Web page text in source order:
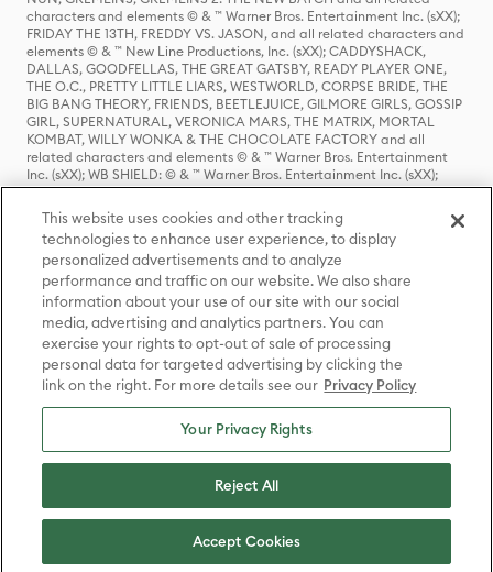
characters and elements © & ™ Warner Bros. Entertainment Inc. (sXX);
FRIDAY THE 13TH, FREDDY VS. JASON, and all related characters and
elements © & ™ New Line Productions, Inc. (sXX); CADDYSHACK,
DALLAS, GOODFELLAS, THE GREAT GATSBY, READY PLAYER ONE,
THE O.C., PRETTY LITTLE LIARS, WESTWORLD, CORPSE BRIDE, THE
BIG BANG THEORY, FRIENDS, BEETLEJUICE, GILMORE GIRLS, GOSSIP
GIRL, SUPERNATURAL, VERONICA MARS, THE MATRIX, MORTAL
KOMBAT, WILLY WONKA & THE CHOCOLATE FACTORY and all
related characters and elements © & ™ Warner Bros. Entertainment
Inc. (sXX); WB SHIELD: © & ™ Warner Bros. Entertainment Inc. (sXX);
HOUSE OF THE DRAGON, GAME OF THRONES, and all related
characters and elements © & ™ Home Box Office, Inc. (sXX); CHILLING
ADVENTURES OF SABRINA, RIVERDALE © & ™ Warner Bros.
Entertainment Inc. Archie Comics and all related characters and
elements © & ™ Archie Comic Publications, Inc. Used with permission.
(sXX); SEINFELD and all related characters and elements © & ™ Castle
Rock Entertainment. (sXX); TED LASSO © & ™ Warner Bros.
Entertainment Inc. & Universal Television LLC (sXX); THE HOBBIT: AN
UNEXPECTED JOURNEY, THE HOBBIT: THE DESOLATION OF SMAUG,
THE HOBBIT: THE BATTLE OF THE FIVE ARMIES, THE LORD OF THE
RINGS: THE FELLOWSHIP OF THE RING, THE LORD OF THE RINGS: THE
TWO TOWERS, THE LORD OF THE RINGS: THE RETURN OF THE KING
and the names of the characters, items, events and places therein are
TM of The Saul Zaentz Company d/b/a Middle-earth Enterprises
under license to New Line Productions, Inc. (sXX), © Warner Bros.
Entertainment Inc. All rights reserved; WHERE THE WILD THINGS ARE
Entertainment Inc. (sXX); WIZARDING WORLD and all related
trademarks, characters, names, and indicia are © & ™ Warner Bros.
This website uses cookies and other tracking
technologies to enhance user experience, to display
personalized advertisements and to analyze
performance and traffic on our website. We also share
information about your use of our site with our social
media, advertising and analytics partners. You can
exercise your rights to opt-out of sale of processing
personal data for targeted advertising by clicking the
link on the right. For more details see our Privacy Policy
Your Privacy Rights
Reject All
Accept Cookies